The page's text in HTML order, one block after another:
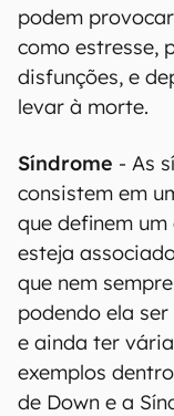
podem
como estresse,
disfunções, e
levar à morte.
Síndrome - As
consistem em
que definem
esteja
que nem
podendo ela
e ainda ter
exemplos
de Down e a